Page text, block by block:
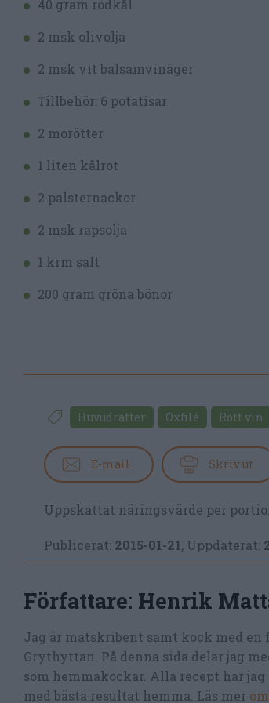
40 gram rödkål
2 msk olivolja
2 msk vit balsamvinäger
Tillbehör: 6 potatisar
2 morötter
1 liten kålrot
2 palsternackor
2 msk rapsolja
1 krm salt
200 gram gröna bönor
Huvudrätter Oxfilé Rött vin
E-mail Skriv ut
Uppskattat näringsvärde per
Publicerat: 2015-01-21, Uppdaterat:
Författare: Henrik
Jag är matskribent samt kock med
Grythyttan. På denna sida delar jag
som hemmakockar. Alla recept har
med bästa resultat hemma. Läs mer